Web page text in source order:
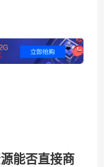
能否直接商